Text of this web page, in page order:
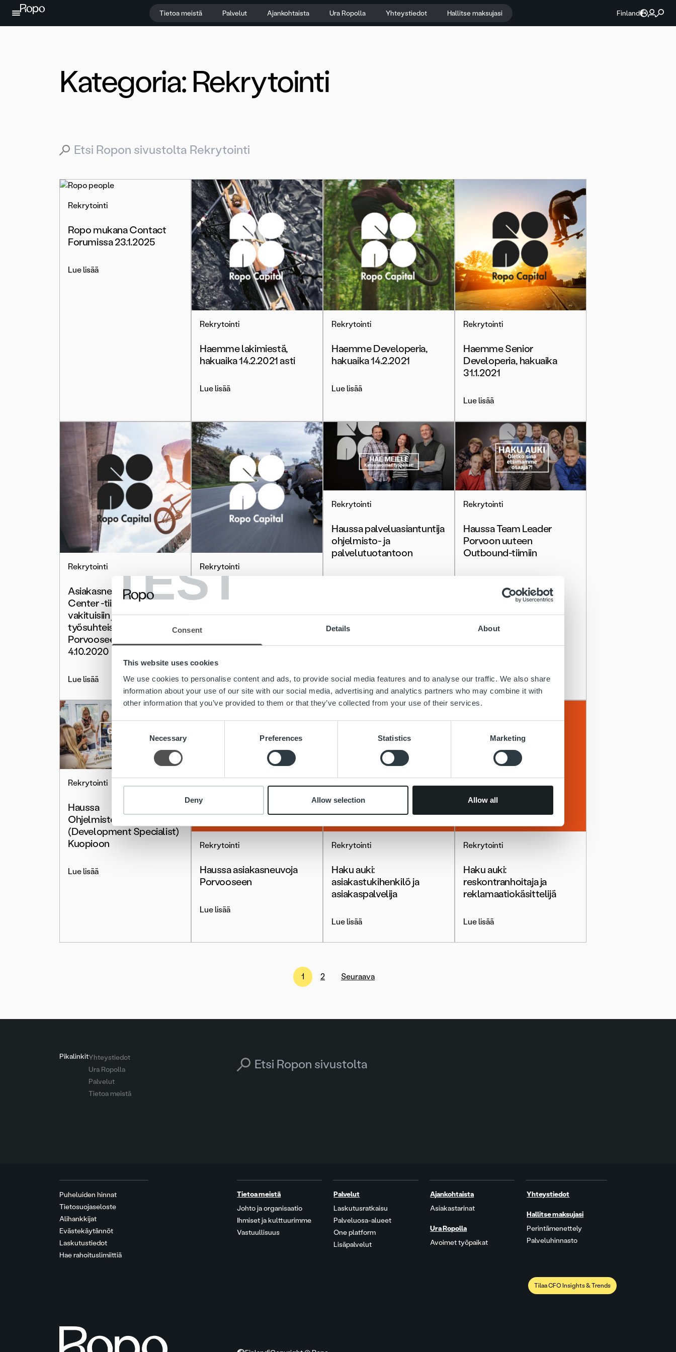
TEST
Consent Details About
This website uses cookies
We use cookies to personalise content and ads, to provide social media features and to analyse our traffic. We also share
information about your use of our site with our social media, advertising and analytics partners who may combine it with
other information that you’ve provided to them or that they’ve collected from your use of their services.
Consent
Selection
Necessary Preferences Statistics Marketing
Deny Allow selection Allow all
Jatka sisältöön
Tietoa meistä Palvelut Ajankohtaista Ura Ropolla Yhteystiedot Hallitse maksujasi Finland
Kategoria: Rekrytointi
Rekrytointi
Ropo mukana Contact
Forumissa 23.1.2025
Lue lisää
Rekrytointi
Haemme lakimiestä,
hakuaika 14.2.2021 asti
Lue lisää
Rekrytointi
Haemme Developeria,
hakuaika 14.2.2021
Lue lisää
Rekrytointi
Haemme Senior
Developeria, hakuaika
31.1.2021
Lue lisää
Rekrytointi
Asiakasneuvojia Contact
Center -tiimeihin
vakituisiin ja määräaikaisiin
työsuhteisiin Kuopioon tai
Porvooseen, hakuaika
4.10.2020
Lue lisää
Rekrytointi
Haemme Senior
Developeria, hakuaika
20.9.
Lue lisää
Rekrytointi
Haussa palveluasiantuntija
ohjelmisto- ja
palvelutuotantoon
Rekrytointi
Haussa Team Leader
Porvoon uuteen
Outbound-tiimiin
Rekrytointi
Haussa
Ohjelmistosuunnittelija
(Development Specialist)
Kuopioon
Lue lisää
Rekrytointi
Haussa asiakasneuvoja
Porvooseen
Lue lisää
Rekrytointi
Haku auki:
asiakastukihenkilö ja
asiakaspalvelija
Lue lisää
Rekrytointi
Haku auki:
reskontranhoitaja ja
reklamaatiokäsittelijä
Lue lisää
1 2 Seuraava
PikalinkitYhteystiedot
Ura Ropolla
Palvelut
Tietoa meistä
Search for:
Puheluiden hinnat
Tietosuojaseloste
Alihankkijat
Evästekäytännöt
Laskutustiedot
Hae rahoituslimiittiä
Tietoa meistä
Johto ja organisaatio
Ihmiset ja kulttuurimme
Vastuullisuus
Palvelut
Laskutusratkaisu
Palveluosa-alueet
One platform
Lisäpalvelut
Ajankohtaista
Asiakastarinat
Ura Ropolla
Avoimet työpaikat
Yhteystiedot
Hallitse maksujasi
Perintämenettely
Palveluhinnasto
Tilaa CFO Insights & Trends